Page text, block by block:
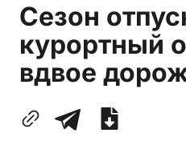
Сезон
курортный
вдвое